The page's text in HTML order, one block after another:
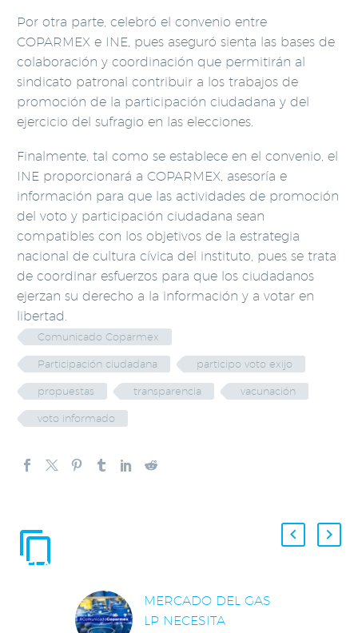
Por otra parte, celebró el convenio entre
COPARMEX e INE, pues aseguró sienta las bases de
colaboración y coordinación que permitirán al
sindicato patronal contribuir a los trabajos de
promoción de la participación ciudadana y del
ejercicio del sufragio en las elecciones.
Finalmente, tal como se establece en el convenio, el
INE proporcionará a COPARMEX, asesoría e
información para que las actividades de promoción
del voto y participación ciudadana sean
compatibles con los objetivos de la estrategia
nacional de cultura cívica del instituto, pues se trata
de coordinar esfuerzos para que los ciudadanos
ejerzan su derecho a la información y a votar en
libertad.
Comunicado Coparmex
Participación ciudadana participo voto exijo
propuestas transparencia vacunación
voto informado
RELACIONADAS
MERCADO DEL GAS
LP NECESITA